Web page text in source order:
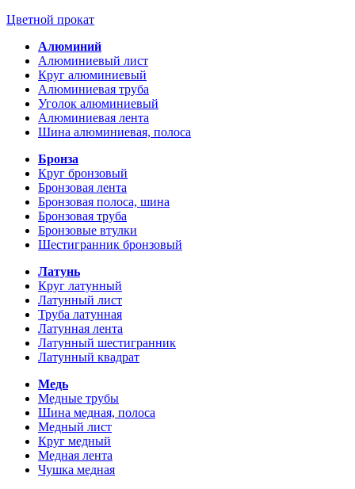
Цветной прокат
Алюминий
Алюминиевый лист
Круг алюминиевый
Алюминиевая труба
Уголок алюминиевый
Алюминиевая лента
Шина алюминиевая, полоса
Бронза
Круг бронзовый
Бронзовая лента
Бронзовая полоса, шина
Бронзовая труба
Бронзовые втулки
Шестигранник бронзовый
Латунь
Круг латунный
Латунный лист
Труба латунная
Латунная лента
Латунный шестигранник
Латунный квадрат
Медь
Медные трубы
Шина медная, полоса
Медный лист
Круг медный
Медная лента
Чушка медная